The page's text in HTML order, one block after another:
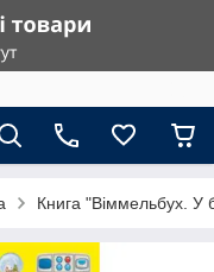
Книга "Віммельбух. У